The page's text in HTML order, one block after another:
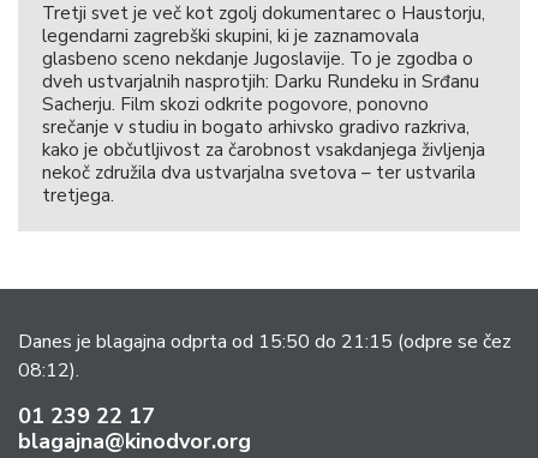
Tretji svet je več kot zgolj dokumentarec o Haustorju,
legendarni zagrebški skupini, ki je zaznamovala
glasbeno sceno nekdanje Jugoslavije. To je zgodba o
dveh ustvarjalnih nasprotjih: Darku Rundeku in Srđanu
Sacherju. Film skozi odkrite pogovore, ponovno
srečanje v studiu in bogato arhivsko gradivo razkriva,
kako je občutljivost za čarobnost vsakdanjega življenja
nekoč združila dva ustvarjalna svetova – ter ustvarila
tretjega.
Danes je blagajna odprta od 15:50 do 21:15 (odpre se čez
08:12).
01 239 22 17
blagajna@kinodvor.org